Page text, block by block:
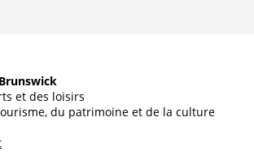
et des loisirs
du patrimoine et de la culture